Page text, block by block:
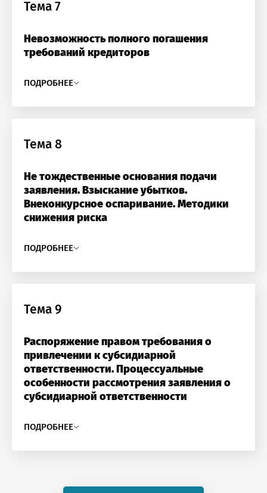
Тема 7
Невозможность полного погашения
требований кредиторов
ПОДРОБНЕЕ
Тема 8
Не тождественные основания подачи
заявления. Взыскание убытков.
Внеконкурсное оспаривание. Методики
снижения риска
ПОДРОБНЕЕ
Тема 9
Распоряжение правом требования о
привлечении к субсидиарной
ответственности. Процессуальные
особенности рассмотрения заявления о
субсидиарной ответственности
ПОДРОБНЕЕ